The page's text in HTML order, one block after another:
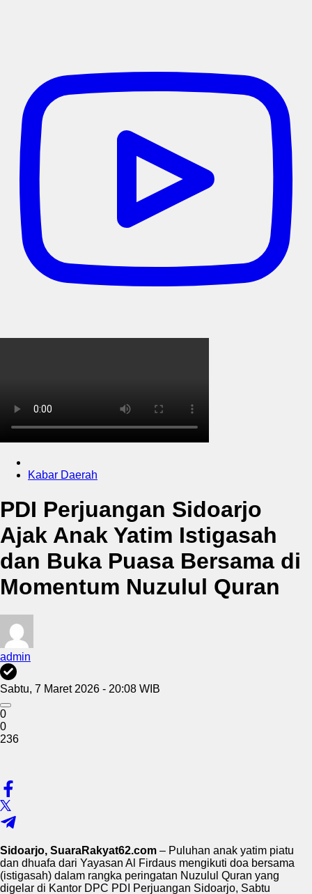
Kabar Daerah
PDI Perjuangan Sidoarjo
Ajak Anak Yatim Istigasah
dan Buka Puasa Bersama di
Momentum Nuzulul Quran
admin
Sabtu, 7 Maret 2026 - 20:08 WIB
0
0
236
Sidoarjo, SuaraRakyat62.com – Puluhan anak yatim piatu
dan dhuafa dari Yayasan Al Firdaus mengikuti doa bersama
(istigasah) dalam rangka peringatan Nuzulul Quran yang
digelar di Kantor DPC PDI Perjuangan Sidoarjo, Sabtu